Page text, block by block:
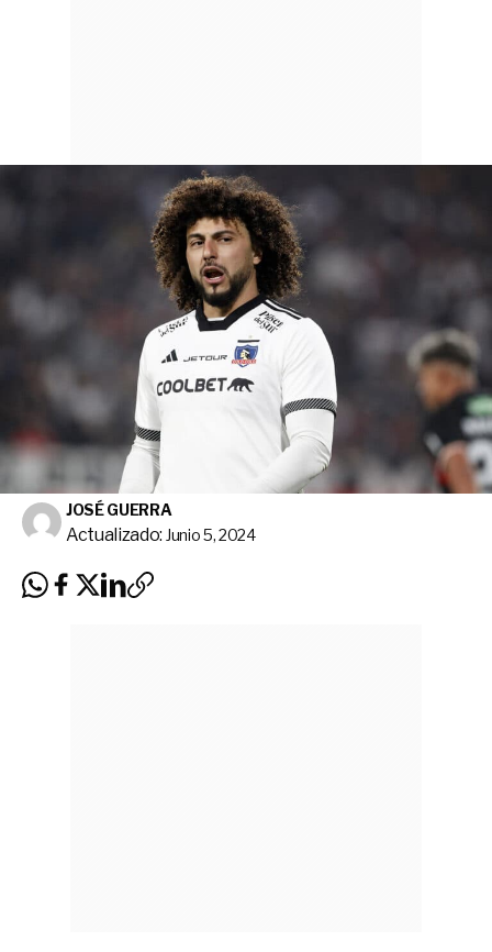
JOSÉ GUERRA
Actualizado: Junio 5, 2024